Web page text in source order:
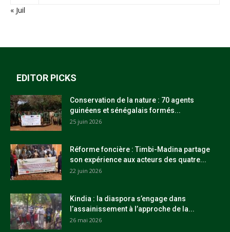
« Juil
EDITOR PICKS
Conservation de la nature : 70 agents
guinéens et sénégalais formés...
25 juin 2026
Réforme foncière : Timbi-Madina partage
son expérience aux acteurs des quatre...
22 juin 2026
Kindia : la diaspora s’engage dans
l’assainissement à l’approche de la...
26 mai 2026